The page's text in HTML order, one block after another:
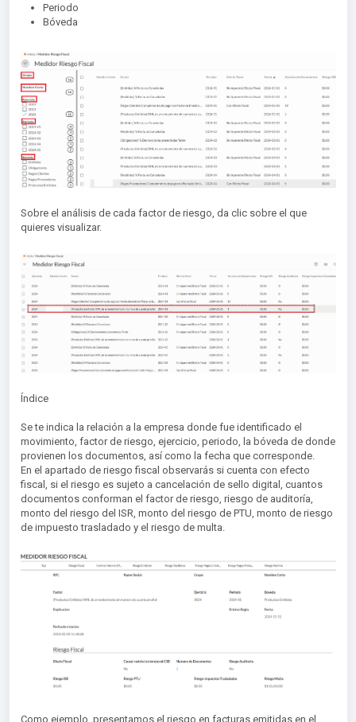
Periodo
Bóveda
Sobre el análisis de cada factor de riesgo, da clic sobre el que
quieres visualizar.
Índice
Se te indica la relación a la empresa donde fue identificado el
movimiento, factor de riesgo, ejercicio, periodo, la bóveda de donde
provienen los documentos, así como la fecha que corresponde.
En el apartado de riesgo fiscal observarás si cuenta con efecto
fiscal, si el riesgo es sujeto a cancelación de sello digital, cuantos
documentos conforman el factor de riesgo, riesgo de auditoría,
monto del riesgo del ISR, monto del riesgo de PTU, monto de riesgo
de impuesto trasladado y el riesgo de multa.
Como ejemplo, presentamos el riesgo en facturas emitidas en el